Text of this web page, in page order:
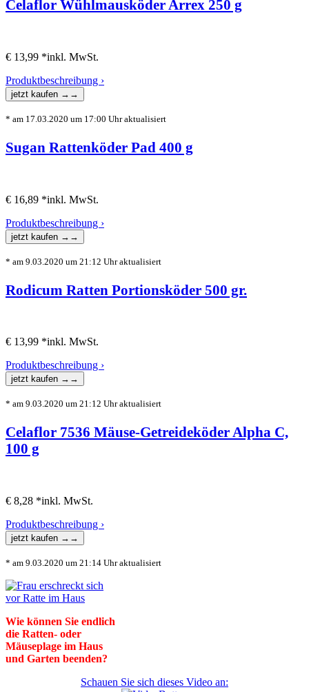
Celaflor Wühlmausköder Arrex 250 g
€ 13,99 *inkl. MwSt.
Produktbeschreibung ›
* am 17.03.2020 um 17:00 Uhr aktualisiert
Sugan Rattenköder Pad 400 g
€ 16,89 *inkl. MwSt.
Produktbeschreibung ›
* am 9.03.2020 um 21:12 Uhr aktualisiert
Rodicum Ratten Portionsköder 500 gr.
€ 13,99 *inkl. MwSt.
Produktbeschreibung ›
* am 9.03.2020 um 21:12 Uhr aktualisiert
Celaflor 7536 Mäuse-Getreideköder Alpha C,
100 g
€ 8,28 *inkl. MwSt.
Produktbeschreibung ›
* am 9.03.2020 um 21:14 Uhr aktualisiert
Wie können Sie endlich
die Ratten- oder
Mäuseplage im Haus
und Garten beenden?
Schauen Sie sich dieses Video an: